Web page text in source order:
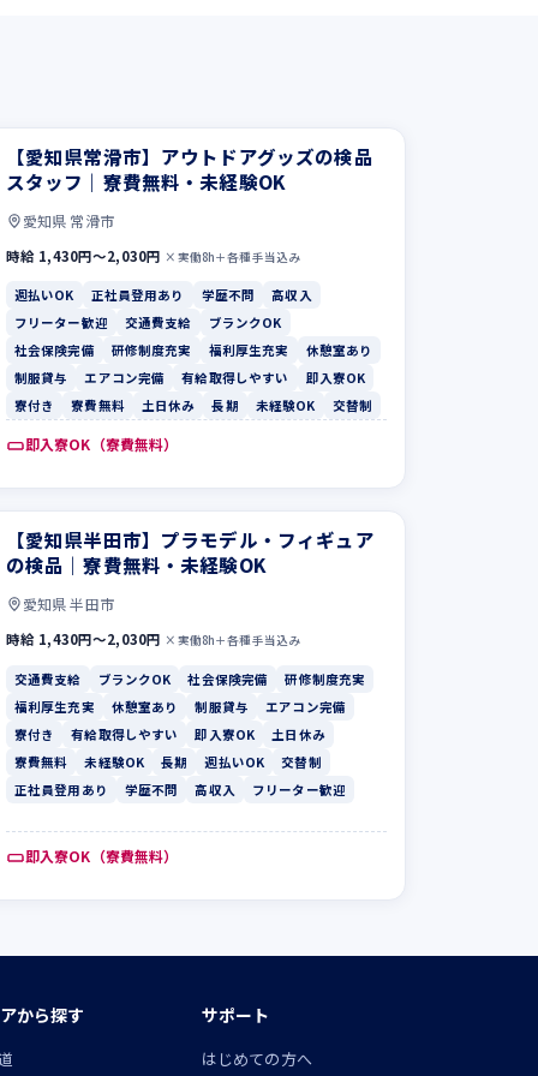
【愛知県常滑市】アウトドアグッズの検品
スタッフ｜寮費無料・未経験OK
愛知県 常滑市
時給 1,430円〜2,030円 ×実働8h＋各種手当込み
週払いOK 正社員登用あり 学歴不問
高収入
フリーター歓迎
交通費支給
ブランクOK
社会保険完備
研修制度充実 福利厚生充実
休憩室あり
制服貸与
エアコン完備 有給取得しやすい
即入寮OK
寮付き
寮費無料 土日休み 長期 未経験OK 交替制
即入寮OK（寮費無料）
【愛知県半田市】プラモデル・フィギュア
の検品｜寮費無料・未経験OK
愛知県 半田市
時給 1,430円〜2,030円 ×実働8h＋各種手当込み
交通費支給 ブランクOK 社会保険完備
研修制度充実
福利厚生充実
休憩室あり 制服貸与
エアコン完備
寮付き
有給取得しやすい 即入寮OK
土日休み
寮費無料
未経験OK 長期 週払いOK
交替制
正社員登用あり
学歴不問 高収入 フリーター歓迎
即入寮OK（寮費無料）
から探す サポート
はじめての方へ